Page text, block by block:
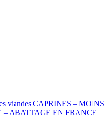
viandes CAPRINES – MOINS
– ABATTAGE EN FRANCE